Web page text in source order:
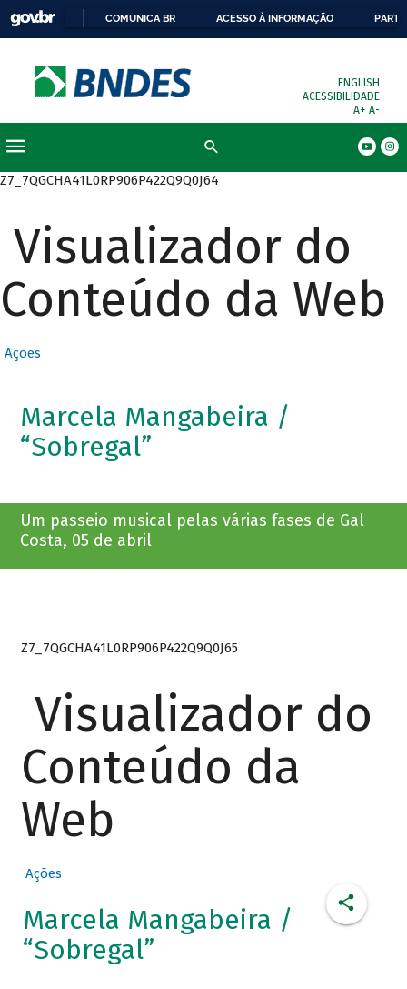
COMUNICA BR ACESSO À INFORMAÇÃO
ENGLISH
ACESSIBILIDADE
A+ A-
Z7_7QGCHA41L0RP906P422Q9Q0J64
Visualizador do
Conteúdo da Web
Ações
Marcela Mangabeira /
“Sobregal”
Um passeio musical pelas várias fases de Gal
Costa, 05 de abril
Z7_7QGCHA41L0RP906P422Q9Q0J65
Visualizador do
Conteúdo da
Web
Ações
Marcela Mangabeira /
“Sobregal”